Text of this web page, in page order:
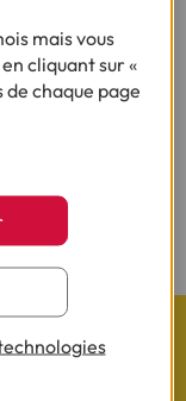
thème ?
mais vous
cliquant sur «
chaque page